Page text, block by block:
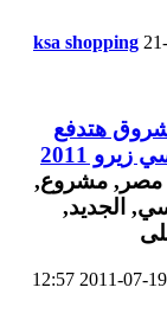
ksa shopping
هتدفع
12:57